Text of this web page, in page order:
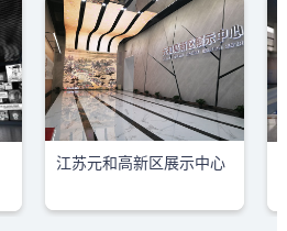
江苏元和高新区展示中心